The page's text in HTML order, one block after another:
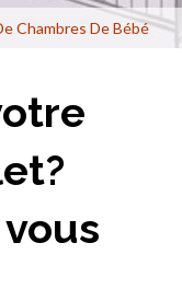
Chambres De Bébé